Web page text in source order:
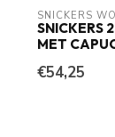
SNICKERS
SNICKERS
MET
€54,25